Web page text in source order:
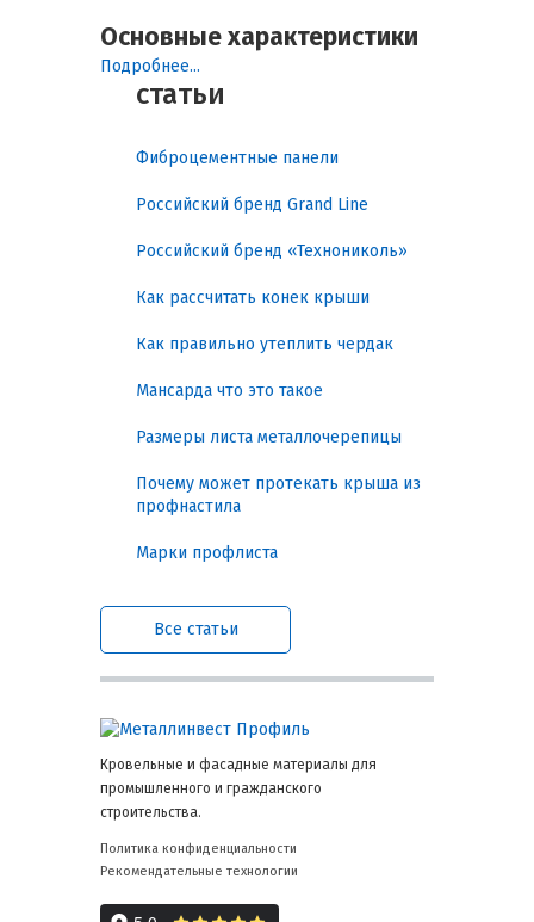
Основные характеристики
Ширина: Стандартная ширина
составляет 1250 мм, что делает их
удобными для транспортировки и
монтажа
Толщина: Доступны различные
толщины, включая 0.35 мм, 0.5 мм,
0.7 мм и 0.9 мм, что позволяет
от специфических требований
Длина: Листы могут быть
метров, с возможностью
размерам
Применение
Гладкие оцинкованные листы находят
Строительство: Используются для
кровельных и фасадных
материалов, таких как профнастил
Машиностроение: Применяются в
компонентов и конструкций.
Интерьер: Используются для
отделки и создания элементов
дизайна
Преимущества
Подробнее...
статьи
Фиброцементные панели
Российский бренд Grand Line
Российский бренд «Технониколь»
Как рассчитать конек крыши
Как правильно утеплить чердак
Мансарда что это такое
Размеры листа металлочерепицы
Почему может протекать крыша из
профнастила
Марки профлиста
Все статьи
Кровельные и фасадные материалы для
промышленного и гражданского
строительства.
Политика конфиденциальности
Рекомендательные технологии